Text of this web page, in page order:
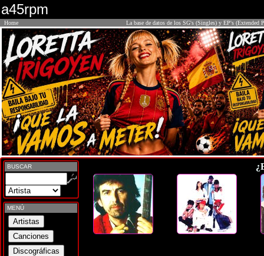
a45rpm
Home La base de datos de los SG's (Singles) y EP's (Extended
BUSCAR
MENÚ